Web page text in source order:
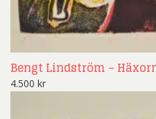
Bengt Lindström –
4.500 kr